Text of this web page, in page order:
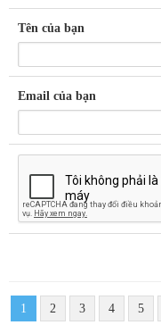
Tên của bạn
Email của bạn
1 2 3 4 5